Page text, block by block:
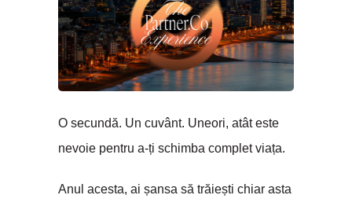
O secundă. Un cuvânt. Uneori, atât este
nevoie pentru a-ți schimba complet viața.
Anul acesta, ai șansa să trăiești chiar asta